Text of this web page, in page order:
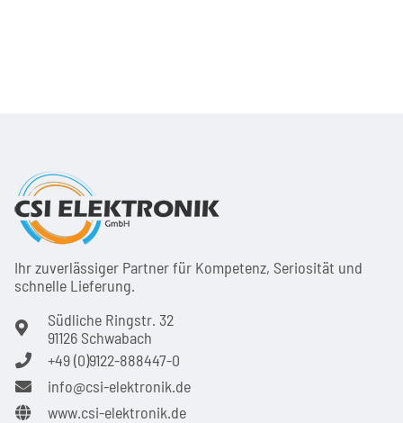
Ihr zuver­läs­siger Partner für Kom­pe­tenz, Seri­osi­tät und
schnel­le Lie­ferung.
Südliche Ringstr. 32
91126 Schwabach
+49 (0)9122-888447-0
info@csi-elektronik.de
www.csi-elektronik.de